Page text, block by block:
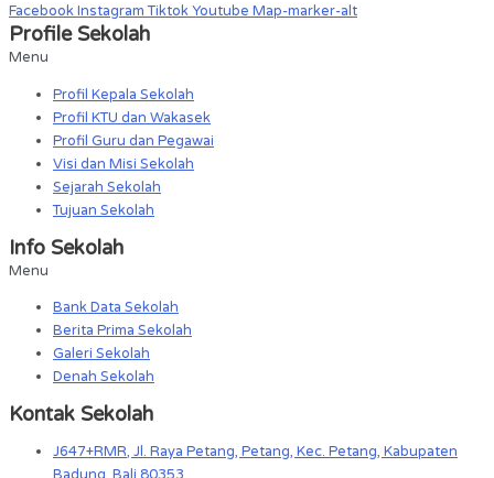
FacebookInstagram TiktokYoutube Map-marker-alt
Profile Sekolah
Menu
Profil Kepala Sekolah
Profil KTU dan Wakasek
Profil Guru dan Pegawai
Visi dan Misi Sekolah
Sejarah Sekolah
Tujuan Sekolah
Info Sekolah
Menu
Bank Data Sekolah
Berita Prima Sekolah
Galeri Sekolah
Denah Sekolah
Kontak Sekolah
J647+RMR, Jl. Raya Petang, Petang, Kec. Petang, Kabupaten